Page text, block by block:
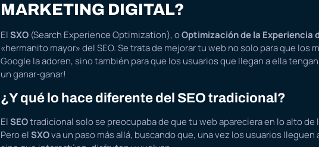
MARKETING DIGITAL?
ElSXO (Search Experience Optimization), oOptimización de la Experiencia
«hermanito mayor» del SEO. Se trata de mejorar tu web no solo para que los
Google la adoren, sino también para que los usuarios que llegan a ella
un ganar-ganar!
¿Y qué lo hace diferente del SEO tradicional?
ElSEOtradicional solo se preocupaba de que tu web apareciera en lo alto
Pero elSXOva un paso más allá, buscando que, una vez los usuarios